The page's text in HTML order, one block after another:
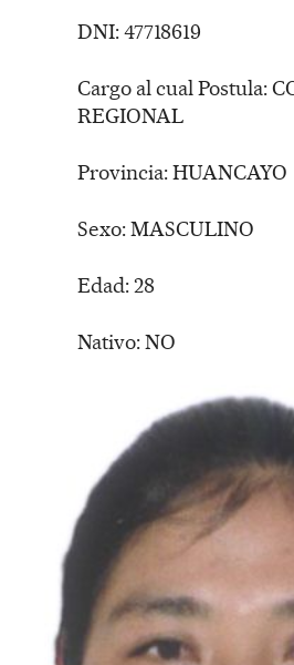
DNI: 47718619
Cargo al cual Postula:
REGIONAL
Provincia: HUANCAYO
Sexo: MASCULINO
Edad: 28
Nativo: NO